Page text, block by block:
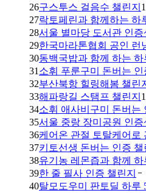
26구스투스 걸음수 챌린지 1
27락토페린과 함께하는 하
28서울 별마당 도서관 인증
29한국마라톤협회 공인 런
30동백국밥과 함께 하는
31 소휘 푸룬구미 돈버는
32부산북항 힐링해봄 챌린
33해파랑길 스탬프 챌린지 1
34소휘 애사비구미 돈버는
35서울 중랑 장미공원 인증
36케어온 관절 토탈케어로
37키토선생 돈버는 인증 챌
38유기농 레몬즙과 함께
39한 줄 필사 인증 챌린지
40탈모도우미 판토딜 하루